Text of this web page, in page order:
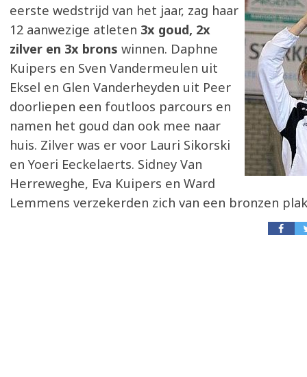
eerste wedstrijd van het jaar, zag haar
12 aanwezige atleten 3x goud, 2x
zilver en 3x brons winnen. Daphne
Kuipers en Sven Vandermeulen uit
Eksel en Glen Vanderheyden uit Peer
doorliepen een foutloos parcours en
namen het goud dan ook mee naar
huis. Zilver was er voor Lauri Sikorski
en Yoeri Eeckelaerts. Sidney Van
Herreweghe, Eva Kuipers en Ward
Lemmens verzekerden zich van een bronzen